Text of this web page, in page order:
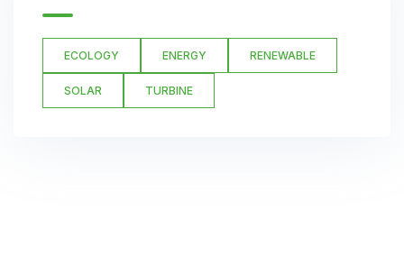
ECOLOGY ENERGY RENEWABLE
SOLAR TURBINE